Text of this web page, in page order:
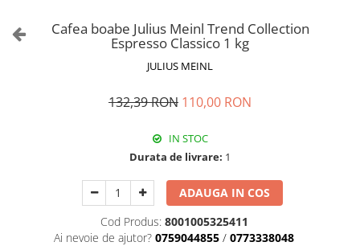
Cafea boabe Julius Meinl Trend Collection
Espresso Classico 1 kg
JULIUS MEINL
132,39 RON 110,00 RON
IN STOC
Durata de livrare: 1
ADAUGA IN COS
Cod Produs: 8001005325411
Ai nevoie de ajutor? 0759044855 / 0773338048